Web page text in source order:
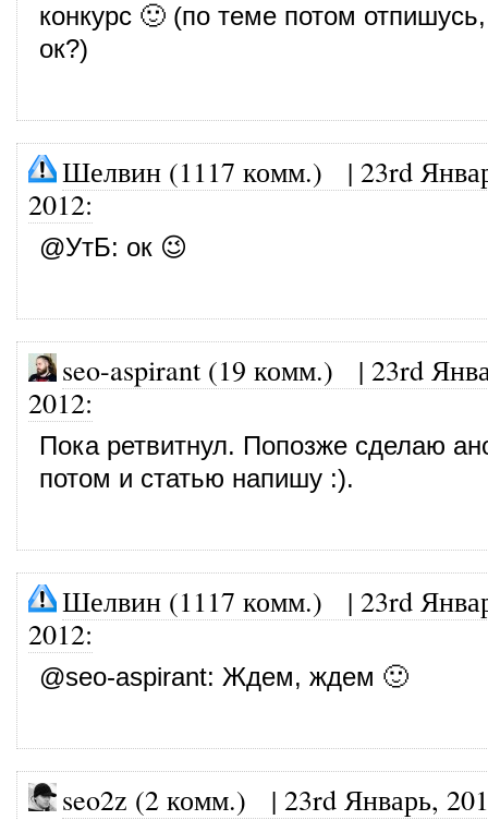
конкурс 🙂 (по теме потом
ок?)
Шелвин (1117 комм.) | 23rd
2012:
@УтБ: ок 😉
seo-aspirant (19 комм.) | 23rd
2012:
Пока ретвитнул. Попозже сделаю
потом и статью напишу :).
Шелвин (1117 комм.) | 23rd
2012:
@seo-aspirant: Ждем, ждем 🙂
seo2z (2 комм.) | 23rd Январь,